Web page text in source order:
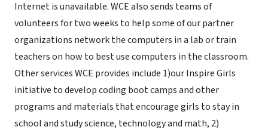
Internet is unavailable. WCE also sends teams of
volunteers for two weeks to help some of our partner
organizations network the computers in a lab or train
teachers on how to best use computers in the classroom.
Other services WCE provides include 1)our Inspire Girls
initiative to develop coding boot camps and other
programs and materials that encourage girls to stay in
school and study science, technology and math, 2)